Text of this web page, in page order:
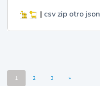
| csv zip otro json
1 2 3 »